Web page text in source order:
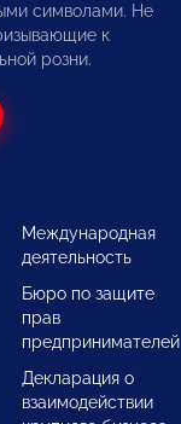
символами. Не
к
розни.
Международная
деятельность
Бюро по защите
прав
предпринимателей
Декларация о
взаимодействии